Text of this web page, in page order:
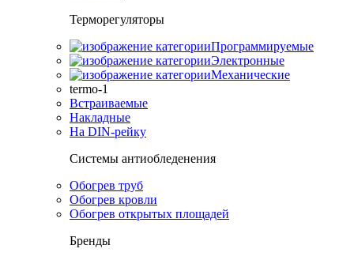
Терморегуляторы
Программируемые
Электронные
Механические
termo-1
Встраиваемые
Накладные
На DIN-рейку
Системы антиобледенения
Обогрев труб
Обогрев кровли
Обогрев открытых площадей
Бренды